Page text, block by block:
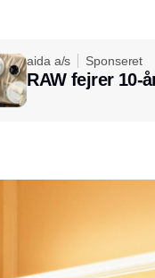
aida a/s Sponseret
RAW fejrer